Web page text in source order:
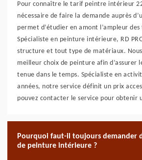
Pour connaître le tarif peintre intérieur
nécessaire de faire la demande auprès
permet d’étudier en amont l’ampleur
Spécialiste en peinture intérieure, RD
structure et tout type de matériaux.
meilleur choix de peinture afin d’assurer
tenue dans le temps. Spécialiste en
années, notre service définit un prix
pouvez contacter le service pour obtenir
Pourquoi faut-il toujours demander
de peinture intérieure ?